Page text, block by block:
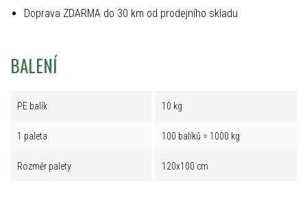
Doprava ZDARMA do 30 km od prodejního skladu
BALENÍ
PE balík 10 kg
1 paleta 100 balíků = 1000 kg
Rozměr palety 120x100 cm